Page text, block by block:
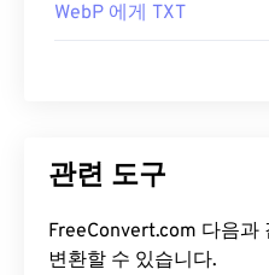
WebP 에게 TXT
관련 도구
FreeConvert.com 다음과
변환할 수 있습니다.